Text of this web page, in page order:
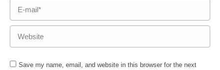
E-mail *
Website
Save my name, email, and website in this browser for the next